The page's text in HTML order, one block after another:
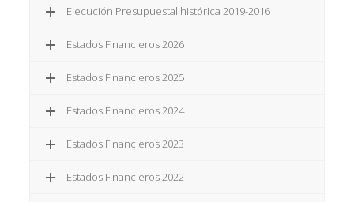
Ejecución Presupuestal histórica 2019-2016
Estados Financieros 2026
Estados Financieros 2025
Estados Financieros 2024
Estados Financieros 2023
Estados Financieros 2022